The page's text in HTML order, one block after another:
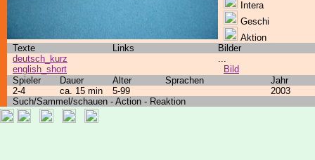
Intera
Geschi
Aktion
Texte
Links
Bilder
deutsch_kurz
english_short
...
Bild
Spieler
Dauer Alter Sprachen
Jahr
2-4
ca. 15 min 5-99
2003
Such/Sammel/schauen - Action - Reaktion